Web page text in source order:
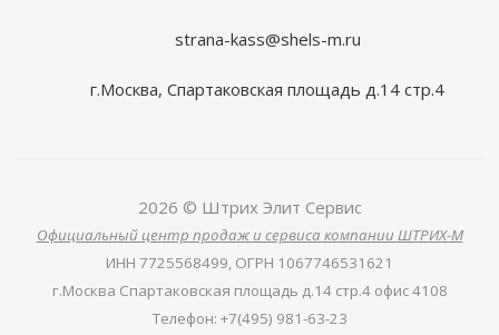
strana-kass@shels-m.ru
г.Москва, Спартаковская площадь д.14 стр.4
2026 © Штрих Элит Сервис
Официальный центр продаж и сервиса компании ШТРИХ-М
ИНН 7725568499, ОГРН 1067746531621
г.Москва Спартаковская площадь д.14 стр.4 офис 4108
Телефон: +7(495) 981-63-23